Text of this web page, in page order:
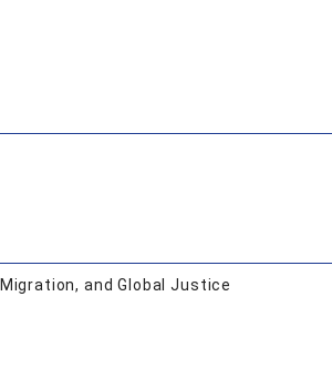
and Global Justice